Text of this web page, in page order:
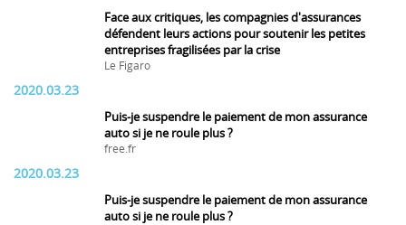
Face aux critiques, les compagnies d'assurances
défendent leurs actions pour soutenir les petites
entreprises fragilisées par la crise
Le Figaro
2020.03.23
Puis-je suspendre le paiement de mon assurance
auto si je ne roule plus ?
free.fr
2020.03.23
Puis-je suspendre le paiement de mon assurance
auto si je ne roule plus ?